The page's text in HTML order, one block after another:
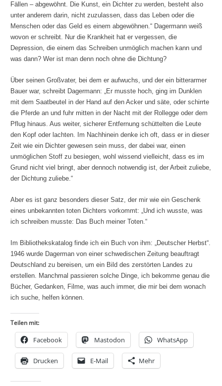
Fällen – abgewöhnt. Die Kunst, ein Dichter zu werden, besteht also
unter anderem darin, nicht zuzulassen, dass das Leben oder die
Menschen oder das Geld es einem abgewöhnen.“ Dagermann weiß
wovon er schreibt. Nur die Krankheit hat er vergessen, die
Depression, die einem das Schreiben unmöglich machen kann und
was dann? Wer ist man denn noch ohne die Dichtung?
Über seinen Großvater, bei dem er aufwuchs, und der ein bitterarmer
Bauer war, schreibt Dagermann: „Er musste hoch, ging im Dunklen
mit dem Saatbeutel in der Hand auf den Acker und säte, oder schirrte
die Pferde an und fuhr mitten in der Nacht mit der Rollegge oder dem
Pflug hinaus. Aus weiter, sicherer Entfernung schüttelten die Leute
den Kopf oder lachten. Im Nachhinein denke ich oft, dass er in dieser
Zeit wie ein Dichter gewesen sein muss, der dabei war, einen
unmöglichen Stoff zu besiegen, wohl wissend vielleicht, dass es im
Grund nicht viel bringt, aber dennoch notwendig ist, der Arbeit zuliebe,
der Dichtung zuliebe.“
Aber es ist ganz besonders dieser Satz, der mir wie ein Geschenk
eines unbekannten toten Dichters vorkommt: „Und ich wusste, was
ich schreiben musste: Das Buch meiner Toten.“
Im Bibliothekskatalog finde ich ein Buch von ihm: „Deutscher Herbst“.
1946 wurde Dagerman von einer schwedischen Zeitung beauftragt
Deutschland zu bereisen, um ein Bild des zerstörten Landes zu
erstellen. Manchmal passieren solche Dinge, ich bekomme genau die
Bücher, Gedanken, Filme, was auch immer, die mir bei dem wonach
ich suche, helfen können.
Teilen mit:
Facebook Mastodon WhatsApp
Drucken E-Mail Mehr